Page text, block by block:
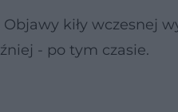
kiły wczesnej
- po tym czasie.